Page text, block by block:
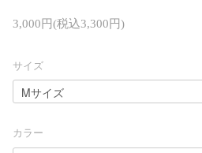
3,000円(税込3,300円)
サイズ
カラー